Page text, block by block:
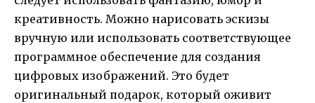
креативность. Можно нарисовать эскизы
вручную или использовать соответствующее
программное обеспечение для создания
цифровых изображений. Это будет
оригинальный подарок, который оживит